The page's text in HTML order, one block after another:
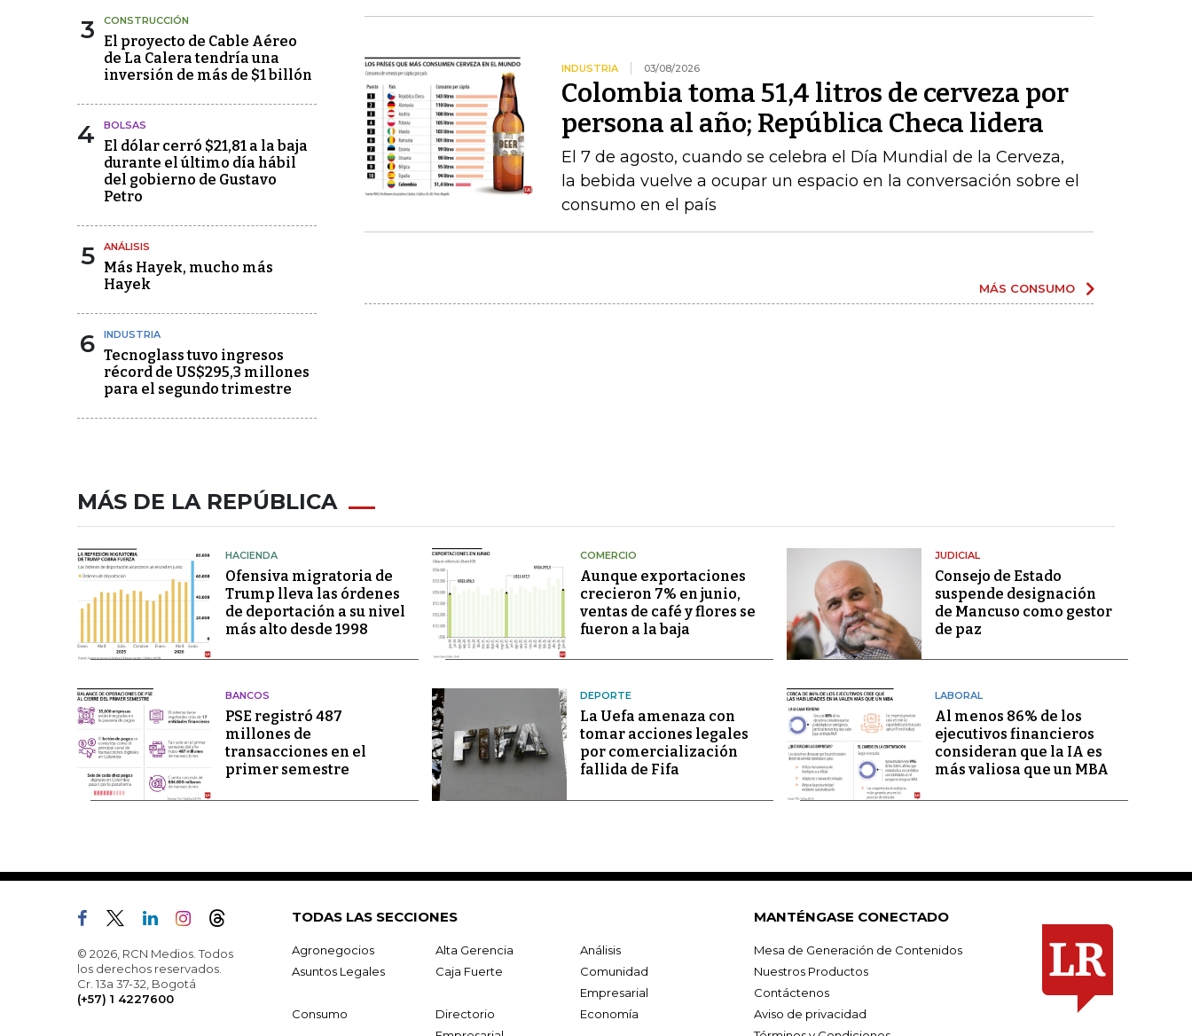
3 CONSTRUCCIÓN
El proyecto de Cable Aéreo
de La Calera tendría una
inversión de más de $1 billón
4 BOLSAS
El dólar cerró $21,81 a la baja
durante el último día hábil
del gobierno de Gustavo
Petro
5 ANÁLISIS
Más Hayek, mucho más
Hayek
6 INDUSTRIA
Tecnoglass tuvo ingresos
récord de US$295,3 millones
para el segundo trimestre
INDUSTRIA 03/08/2026
Colombia toma 51,4 litros de cerveza por
persona al año; República Checa lidera
El 7 de agosto, cuando se celebra el Día Mundial de la Cerveza,
la bebida vuelve a ocupar un espacio en la conversación sobre el
consumo en el país
MÁS CONSUMO
MÁS DE LA REPÚBLICA
HACIENDA
Ofensiva migratoria de
Trump lleva las órdenes
de deportación a su nivel
más alto desde 1998
COMERCIO
Aunque exportaciones
crecieron 7% en junio,
ventas de café y flores se
fueron a la baja
JUDICIAL
Consejo de Estado
suspende designación
de Mancuso como gestor
de paz
BANCOS
PSE registró 487
millones de
transacciones en el
primer semestre
DEPORTE
La Uefa amenaza con
tomar acciones legales
por comercialización
fallida de Fifa
LABORAL
Al menos 86% de los
ejecutivos financieros
consideran que la IA es
más valiosa que un MBA
© 2026, RCN Medios. Todos
los derechos reservados.
Cr. 13a 37-32, Bogotá
(+57) 1 4227600
TODAS LAS SECCIONES
Agronegocios Alta Gerencia
Análisis
Asuntos Legales
Caja Fuerte
Comunidad
Empresarial
Consumo
Directorio
Economía
MANTÉNGASE CONECTADO
Mesa de Generación de Contenidos
Nuestros Productos
Contáctenos
Aviso de privacidad